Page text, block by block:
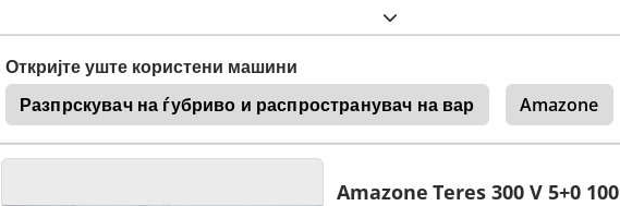
Откријте уште користени машини
Разпрскувач на ѓубриво и распространувач на вар
Amazone
Amazone Teres 300 V 5+0 100